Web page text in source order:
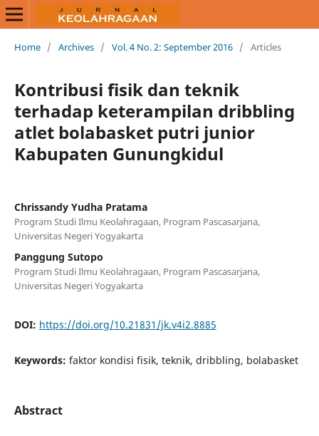
Home / Archives / Vol. 4 No. 2: September 2016 / Articles
Kontribusi fisik dan teknik
terhadap keterampilan dribbling
atlet bolabasket putri junior
Kabupaten Gunungkidul
Chrissandy Yudha Pratama
Program Studi Ilmu Keolahragaan, Program Pascasarjana,
Universitas Negeri Yogyakarta
Panggung Sutopo
Program Studi Ilmu Keolahragaan, Program Pascasarjana,
Universitas Negeri Yogyakarta
DOI: https://doi.org/10.21831/jk.v4i2.8885
Keywords: faktor kondisi fisik, teknik, dribbling, bolabasket
Abstract